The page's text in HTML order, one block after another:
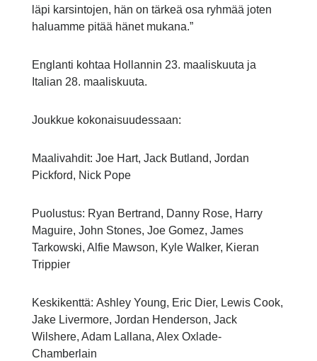
läpi karsintojen, hän on tärkeä osa ryhmää joten
haluamme pitää hänet mukana.”
Englanti kohtaa Hollannin 23. maaliskuuta ja
Italian 28. maaliskuuta.
Joukkue kokonaisuudessaan:
Maalivahdit: Joe Hart, Jack Butland, Jordan
Pickford, Nick Pope
Puolustus: Ryan Bertrand, Danny Rose, Harry
Maguire, John Stones, Joe Gomez, James
Tarkowski, Alfie Mawson, Kyle Walker, Kieran
Trippier
Keskikenttä: Ashley Young, Eric Dier, Lewis Cook,
Jake Livermore, Jordan Henderson, Jack
Wilshere, Adam Lallana, Alex Oxlade-
Chamberlain